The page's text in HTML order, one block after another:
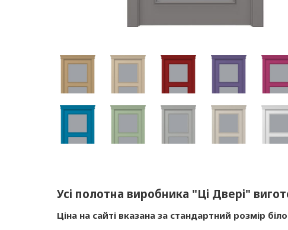
Усі полотна виробника "Ці Двері"
Ціна на сайті вказана за стандартний розмір